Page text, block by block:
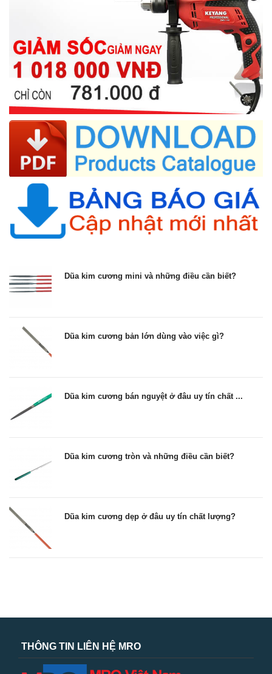
Dũa kim cương mini và những điều cần biết?
Dũa kim cương bản lớn dùng vào việc gì?
Dũa kim cương bán nguyệt ở đâu uy tín chất ...
Dũa kim cương tròn và những điều cần biết?
Dũa kim cương dẹp ở đâu uy tín chất lượng?
THÔNG TIN LIÊN HỆ MRO